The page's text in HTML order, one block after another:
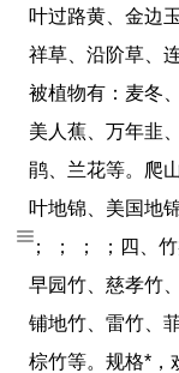
叶过路黄、金边
祥草、沿阶草、
被植物有：麦冬
美人蕉、万年韭
鹃、兰花等。爬
叶地锦、美国地
； ； ； ；四、
早园竹、慈孝竹
铺地竹、雷竹、
棕竹等。规格*，